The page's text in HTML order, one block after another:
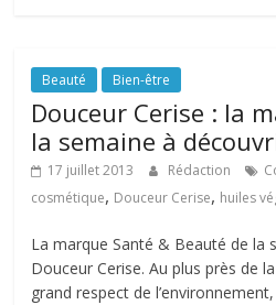
Beauté Bien-être
Douceur Cerise : la
la semaine à
17 juillet 2013 Rédaction
cosmétique, Douceur Cerise, huiles
La marque Santé & Beauté de la
Douceur Cerise. Au plus près de
grand respect de l’environnement,